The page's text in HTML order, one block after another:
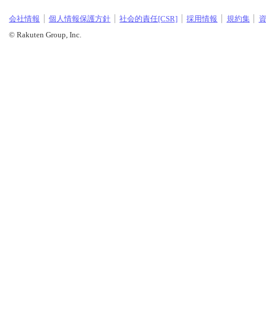
会社情報 個人情報保護方針 社会的責任[CSR] 採用情報 規約集
© Rakuten Group, Inc.